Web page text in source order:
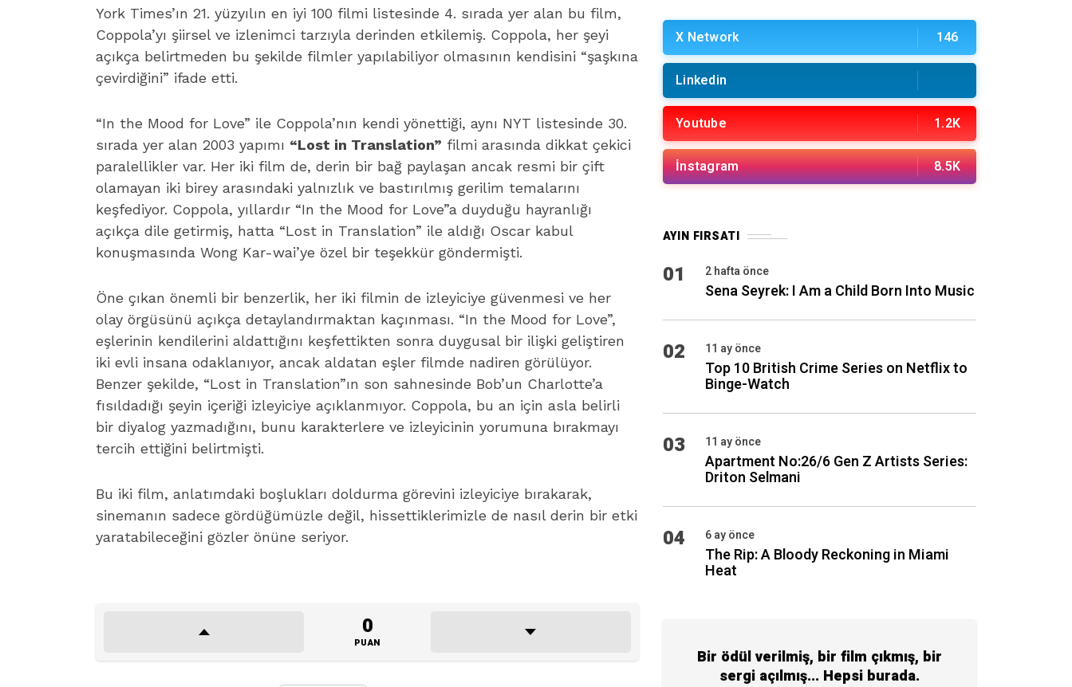
York Times’ın 21. yüzyılın en iyi 100 filmi listesinde 4. sırada yer alan bu film,
Coppola’yı şiirsel ve izlenimci tarzıyla derinden etkilemiş. Coppola, her şeyi
açıkça belirtmeden bu şekilde filmler yapılabiliyor olmasının kendisini “şaşkına
çevirdiğini” ifade etti.
“In the Mood for Love” ile Coppola’nın kendi yönettiği, aynı NYT listesinde 30.
sırada yer alan 2003 yapımı “Lost in Translation” filmi arasında dikkat çekici
paralellikler var. Her iki film de, derin bir bağ paylaşan ancak resmi bir çift
olamayan iki birey arasındaki yalnızlık ve bastırılmış gerilim temalarını
keşfediyor. Coppola, yıllardır “In the Mood for Love”a duyduğu hayranlığı
açıkça dile getirmiş, hatta “Lost in Translation” ile aldığı Oscar kabul
konuşmasında Wong Kar-wai’ye özel bir teşekkür göndermişti.
Öne çıkan önemli bir benzerlik, her iki filmin de izleyiciye güvenmesi ve her
olay örgüsünü açıkça detaylandırmaktan kaçınması. “In the Mood for Love”,
eşlerinin kendilerini aldattığını keşfettikten sonra duygusal bir ilişki geliştiren
iki evli insana odaklanıyor, ancak aldatan eşler filmde nadiren görülüyor.
Benzer şekilde, “Lost in Translation”ın son sahnesinde Bob’un Charlotte’a
fısıldadığı şeyin içeriği izleyiciye açıklanmıyor. Coppola, bu an için asla belirli
bir diyalog yazmadığını, bunu karakterlere ve izleyicinin yorumuna bırakmayı
tercih ettiğini belirtmişti.
Bu iki film, anlatımdaki boşlukları doldurma görevini izleyiciye bırakarak,
sinemanın sadece gördüğümüzle değil, hissettiklerimizle de nasıl derin bir etki
yaratabileceğini gözler önüne seriyor.
0
PUAN
X Network 146
Linkedin
Youtube 1.2K
İnstagram 8.5K
AYIN FIRSATI
01 2 hafta önce
Sena Seyrek: I Am a Child Born Into Music
02 11 ay önce
Top 10 British Crime Series on Netflix to
Binge-Watch
03 11 ay önce
Apartment No:26/6 Gen Z Artists Series:
Driton Selmani
04 6 ay önce
The Rip: A Bloody Reckoning in Miami
Heat
Bir ödül verilmiş, bir film çıkmış, bir
sergi açılmış... Hepsi burada.